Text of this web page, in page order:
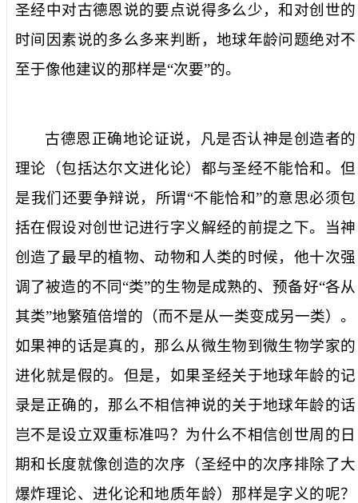
圣经中对古德恩说的要点说得多么少，和对创世的
时间因素说的多么多来判断，地球年龄问题绝对不
至于像他建议的那样是“次要”的。
古德恩正确地论证说，凡是否认神是创造者的
理论（包括达尔文进化论）都与圣经不能恰和。但
是我们还要争辩说，所谓“不能恰和”的意思必须包
括在假设对创世记进行字义解经的前提之下。当神
创造了最早的植物、动物和人类的时候，他十次强
调了被造的不同“类”的生物是成熟的、预备好“各从
其类”地繁殖倍增的（而不是从一类变成另一类）。
如果神的话是真的，那么从微生物到微生物学家的
进化就是假的。但是，如果圣经关于地球年龄的记
录是正确的，那么不相信神说的关于地球年龄的话
岂不是设立双重标准吗？为什么不相信创世周的日
期和长度就像创造的次序（圣经中的次序排除了大
爆炸理论、进化论和地质年龄）那样是字义的呢？